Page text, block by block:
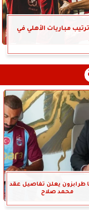
مباريات الأهلي في
طرابزون يعلن تفاصيل عقد
محمد صلاح